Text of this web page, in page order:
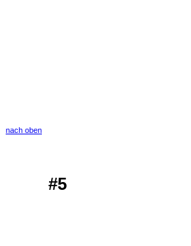
nach oben
#5